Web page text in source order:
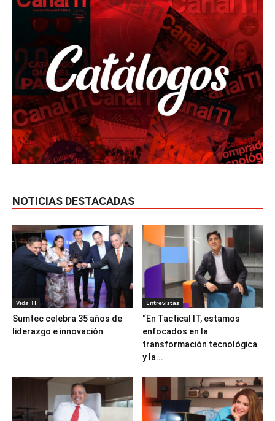
NOTICIAS DESTACADAS
Vida TI
Sumtec celebra 35 años de
liderazgo e innovación
Entrevistas
“En Tactical IT, estamos
enfocados en la
transformación tecnológica
y la...